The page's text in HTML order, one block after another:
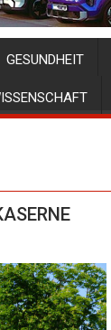
GESUNDHEIT